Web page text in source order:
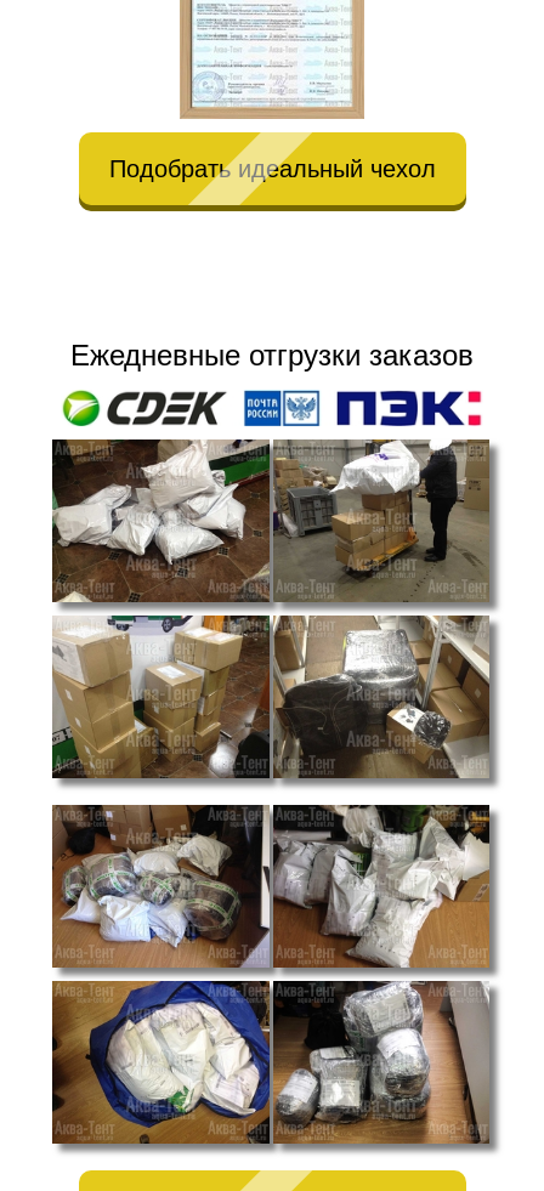
Подобрать идеальный чехол
Ежедневные отгрузки заказов